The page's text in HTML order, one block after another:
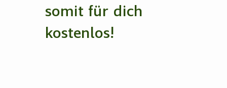
somit für dich
kostenlos!